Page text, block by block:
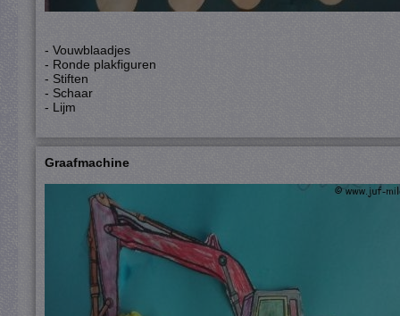
- Vouwblaadjes
- Ronde plakfiguren
- Stiften
- Schaar
- Lijm
Graafmachine